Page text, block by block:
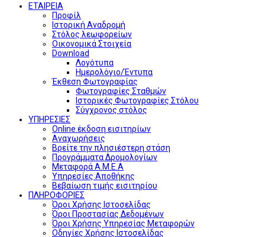
ΕΤΑΙΡΕΙΑ
Προφίλ
Ιστορική Αναδρομή
Στόλος λεωφορείων
Οικονομικά Στοιχεία
Download
Λογότυπα
Ημερολόγιο/Έντυπα
Έκθεση Φωτογραφίας
Φωτογραφίες Σταθμών
Ιστορικές Φωτογραφίες Στόλου
Σύγχρονος στόλος
ΥΠΗΡΕΣΙΕΣ
Online έκδοση εισιτηρίων
Αναχωρήσεις
Βρείτε την πλησιέστερη στάση
Προγράμματα Δρομολογίων
Μεταφορά Α.Μ.Ε.Α
Υπηρεσίες Αποθήκης
Βεβαίωση τιμής εισιτηρίου
ΠΛΗΡΟΦΟΡΙΕΣ
Όροι Χρήσης Ιστοσελίδας
Όροι Προστασίας Δεδομένων
Όροι Χρήσης Υπηρεσίας Μεταφορών
Οδηγίες Χρήσης Ιστοσελίδας